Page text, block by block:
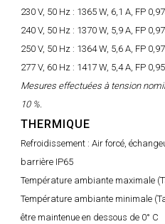
230 V, 50 Hz : 1365 W, 6,1 A, FP
240 V, 50 Hz : 1370 W, 5,9 A, FP
250 V, 50 Hz : 1364 W, 5,6 A, FP
277 V, 60 Hz : 1417 W, 5,4 A, FP
Mesures effectuées à tension
10 %.
THERMIQUE
Refroidissement : Air forcé,
barrière IP65
Température ambiante maximale
Température ambiante minimale
être maintenue en dessous de 0° C